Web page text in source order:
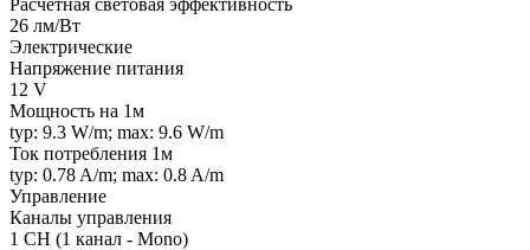
Расчетная световая эффективность
26 лм/Вт
Электрические
Напряжение питания
12 V
Мощность на 1м
typ: 9.3 W/m; max: 9.6 W/m
Ток потребления 1м
typ: 0.78 A/m; max: 0.8 A/m
Управление
Каналы управления
1 CH (1 канал - Mono)